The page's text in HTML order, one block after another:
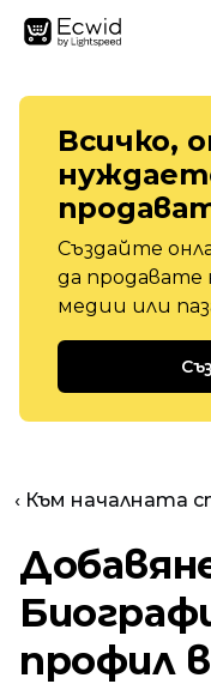
Всичко,
Създайте
да продавате
медии или
‹ Към началната
профил